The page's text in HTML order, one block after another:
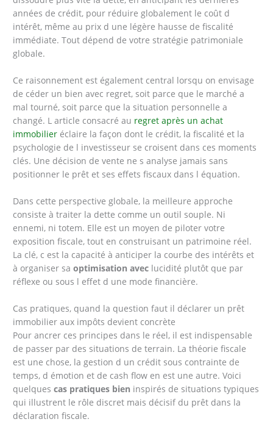
années de crédit, pour réduire globalement le coût d
intérêt, même au prix d une légère hausse de fiscalité
immédiate. Tout dépend de votre stratégie patrimoniale
globale.
Ce raisonnement est également central lorsqu on envisage
de céder un bien avec regret, soit parce que le marché a
mal tourné, soit parce que la situation personnelle a
changé. L article consacré au regret après un achat
immobilier éclaire la façon dont le crédit, la fiscalité et la
psychologie de l investisseur se croisent dans ces moments
clés. Une décision de vente ne s analyse jamais sans
positionner le prêt et ses effets fiscaux dans l équation.
Dans cette perspective globale, la meilleure approche
consiste à traiter la dette comme un outil souple. Ni
ennemi, ni totem. Elle est un moyen de piloter votre
exposition fiscale, tout en construisant un patrimoine réel.
La clé, c est la capacité à anticiper la courbe des intérêts et
à organiser saoptimisation avec lucidité plutôt que par
réflexe ou sous l effet d une mode financière.
Cas pratiques, quand la question faut il déclarer un prêt
immobilier aux impôts devient concrète
Pour ancrer ces principes dans le réel, il est indispensable
de passer par des situations de terrain. La théorie fiscale
est une chose, la gestion d un crédit sous contrainte de
temps, d émotion et de cash flow en est une autre. Voici
quelquescas pratiques bien inspirés de situations typiques
qui illustrent le rôle discret mais décisif du prêt dans la
déclaration fiscale.